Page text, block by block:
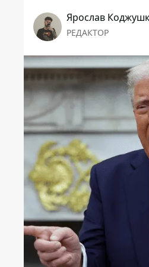
Ярослав
РЕДАКТОР